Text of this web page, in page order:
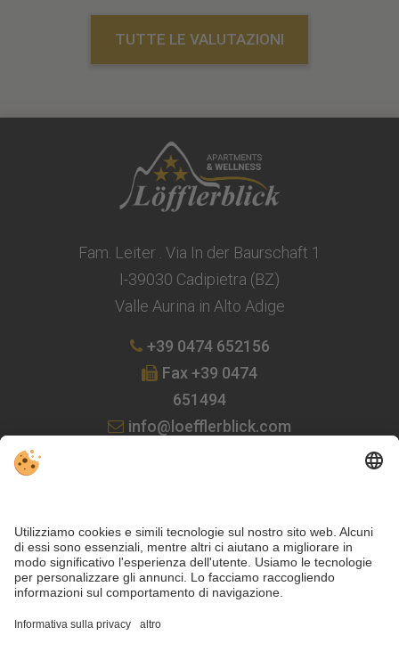
TUTTE LE VALUTAZIONI
Fam. Leiter . Via In der Baurschaft 1
I-39030 Cadipietra (BZ)
Valle Aurina in Alto Adige
+39 0474 652156
Fax +39 0474
651494
info@loefflerblick.com
FACEBOOK METEO